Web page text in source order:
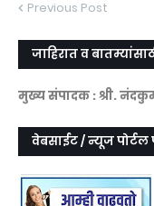
Previous Post
जाहिरात व
मुख्य संपादक : श्री.
वेबसाईट / न्यूज पोर्टल